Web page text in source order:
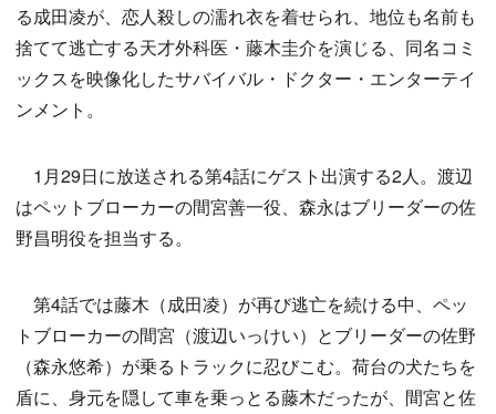
る成田凌が、恋人殺しの濡れ衣を着せられ、地位も名前も
捨てて逃亡する天才外科医・藤木圭介を演じる、同名コミ
ックスを映像化したサバイバル・ドクター・エンターテイ
ンメント。
1月29日に放送される第4話にゲスト出演する2人。渡辺
はペットブローカーの間宮善一役、森永はブリーダーの佐
野昌明役を担当する。
第4話では藤木（成田凌）が再び逃亡を続ける中、ペッ
トブローカーの間宮（渡辺いっけい）とブリーダーの佐野
（森永悠希）が乗るトラックに忍びこむ。荷台の犬たちを
盾に、身元を隠して車を乗っとる藤木だったが、間宮と佐